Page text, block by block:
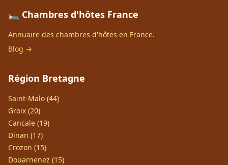
🛏️ Chambres d'hôtes France
Annuaire des chambres d'hôtes en France.
Blog →
Région Bretagne
Saint-Malo (44)
Groix (20)
Cancale (19)
Dinan (17)
Crozon (15)
Douarnenez (15)